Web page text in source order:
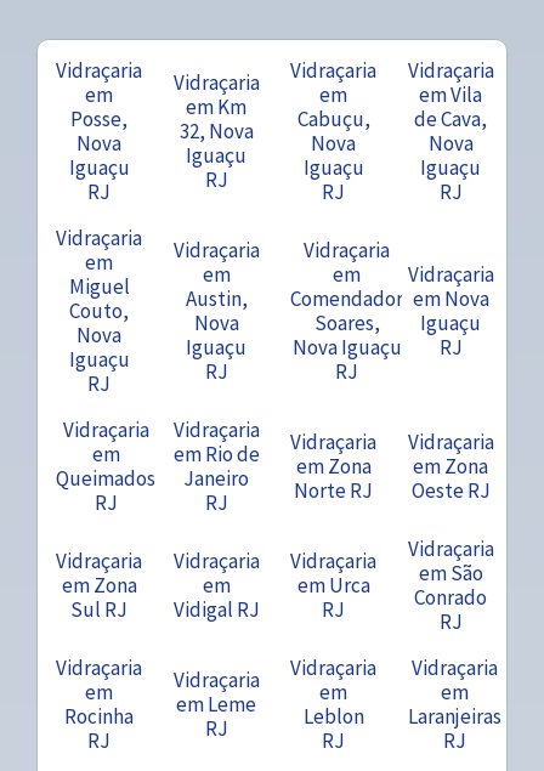
Vidraçaria
em
Posse,
Nova
Iguaçu
RJ
Vidraçaria
em Km
32, Nova
Iguaçu
RJ
Vidraçaria
em
Cabuçu,
Nova
Iguaçu
RJ
Vidraçaria
em Vila
de Cava,
Nova
Iguaçu
RJ
Vidraçaria
em
Miguel
Couto,
Nova
Iguaçu
RJ
Vidraçaria
em
Austin,
Nova
Iguaçu
RJ
Vidraçaria
em
Comendador
Soares,
Nova Iguaçu
RJ
Vidraçaria
em Nova
Iguaçu
RJ
Vidraçaria
em
Queimados
RJ
Vidraçaria
em Rio de
Janeiro
RJ
Vidraçaria
em Zona
Norte RJ
Vidraçaria
em Zona
Oeste RJ
Vidraçaria
em Zona
Sul RJ
Vidraçaria
em
Vidigal RJ
Vidraçaria
em Urca
RJ
Vidraçaria
em São
Conrado
RJ
Vidraçaria
em
Rocinha
RJ
Vidraçaria
em Leme
RJ
Vidraçaria
em
Leblon
RJ
Vidraçaria
em
Laranjeiras
RJ